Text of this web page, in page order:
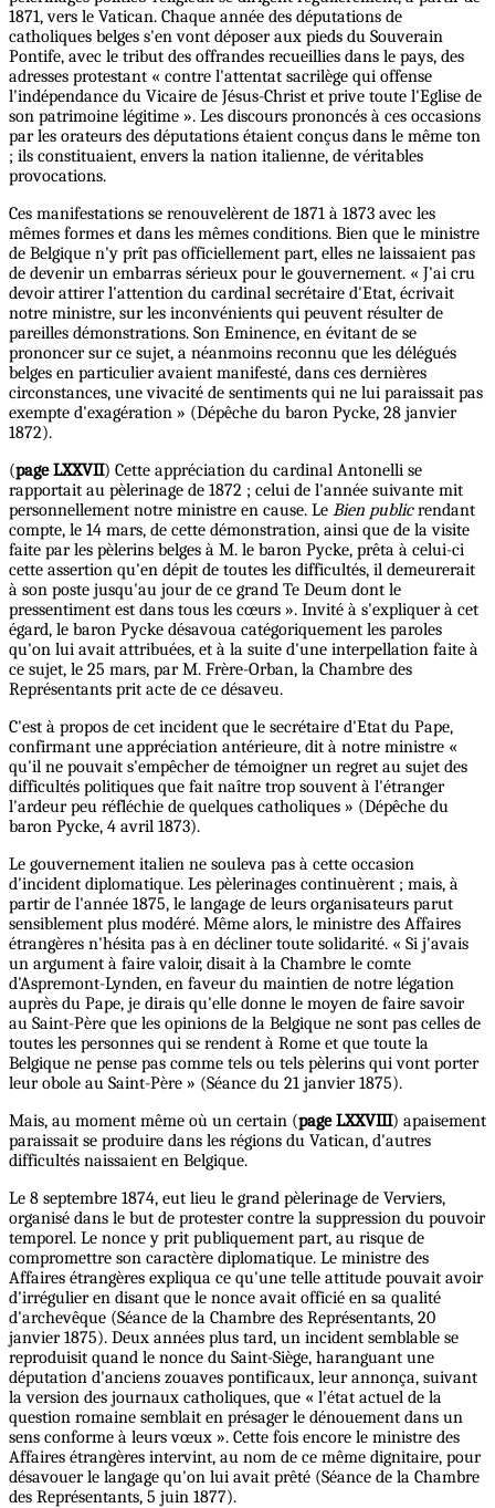
1871, vers le Vatican. Chaque année des députations de
catholiques belges s'en vont déposer aux pieds du Souverain
Pontife, avec le tribut des offrandes recueillies dans le pays, des
adresses protestant « contre l'attentat sacrilège qui offense
l'indépendance du Vicaire de Jésus-Christ et prive toute l'Eglise de
son patrimoine légitime ». Les discours prononcés à ces occasions
par les orateurs des députations étaient conçus dans le même ton
; ils constituaient, envers la nation italienne, de véritables
provocations.
Ces manifestations se renouvelèrent de 1871 à 1873 avec les
mêmes formes et dans les mêmes conditions. Bien que le ministre
de Belgique n'y prît pas officiellement part, elles ne laissaient pas
de devenir un embarras sérieux pour le gouvernement. « J'ai cru
devoir attirer l'attention du cardinal secrétaire d'Etat, écrivait
notre ministre, sur les inconvénients qui peuvent résulter de
pareilles démonstrations. Son Eminence, en évitant de se
prononcer sur ce sujet, a néanmoins reconnu que les délégués
belges en particulier avaient manifesté, dans ces dernières
circonstances, une vivacité de sentiments qui ne lui paraissait pas
exempte d'exagération » (Dépêche du baron Pycke, 28 janvier
1872).
(page LXXVII) Cette appréciation du cardinal Antonelli se
rapportait au pèlerinage de 1872 ; celui de l'année suivante mit
personnellement notre ministre en cause. Le Bien publicrendant
compte, le 14 mars, de cette démonstration, ainsi que de la visite
faite par les pèlerins belges à M. le baron Pycke, prêta à celui-ci
cette assertion qu'en dépit de toutes les difficultés, il demeurerait
à son poste jusqu'au jour de ce grand Te Deum dont le
pressentiment est dans tous les cœurs ». Invité à s'expliquer à cet
égard, le baron Pycke désavoua catégoriquement les paroles
qu'on lui avait attribuées, et à la suite d'une interpellation faite à
ce sujet, le 25 mars, par M. Frère-Orban, la Chambre des
Représentants prit acte de ce désaveu.
C'est à propos de cet incident que le secrétaire d'Etat du Pape,
confirmant une appréciation antérieure, dit à notre ministre «
qu'il ne pouvait s'empêcher de témoigner un regret au sujet des
difficultés politiques que fait naître trop souvent à l'étranger
l'ardeur peu réfléchie de quelques catholiques » (Dépêche du
baron Pycke, 4 avril 1873).
Le gouvernement italien ne souleva pas à cette occasion
d'incident diplomatique. Les pèlerinages continuèrent ; mais, à
partir de l'année 1875, le langage de leurs organisateurs parut
sensiblement plus modéré. Même alors, le ministre des Affaires
étrangères n'hésita pas à en décliner toute solidarité. « Si j'avais
un argument à faire valoir, disait à la Chambre le comte
d'Aspremont-Lynden, en faveur du maintien de notre légation
auprès du Pape, je dirais qu'elle donne le moyen de faire savoir
au Saint-Père que les opinions de la Belgique ne sont pas celles de
toutes les personnes qui se rendent à Rome et que toute la
Belgique ne pense pas comme tels ou tels pèlerins qui vont porter
leur obole au Saint-Père » (Séance du 21 janvier 1875).
Mais, au moment même où un certain (page LXXVIII) apaisement
paraissait se produire dans les régions du Vatican, d'autres
difficultés naissaient en Belgique.
Le 8 septembre 1874, eut lieu le grand pèlerinage de Verviers,
organisé dans le but de protester contre la suppression du pouvoir
temporel. Le nonce y prit publiquement part, au risque de
compromettre son caractère diplomatique. Le ministre des
Affaires étrangères expliqua ce qu'une telle attitude pouvait avoir
d'irrégulier en disant que le nonce avait officié en sa qualité
d'archevêque (Séance de la Chambre des Représentants, 20
janvier 1875). Deux années plus tard, un incident semblable se
reproduisit quand le nonce du Saint-Siège, haranguant une
députation d'anciens zouaves pontificaux, leur annonça, suivant
la version des journaux catholiques, que « l'état actuel de la
question romaine semblait en présager le dénouement dans un
sens conforme à leurs vœux ». Cette fois encore le ministre des
Affaires étrangères intervint, au nom de ce même dignitaire, pour
désavouer le langage qu'on lui avait prêté (Séance de la Chambre
des Représentants, 5 juin 1877).